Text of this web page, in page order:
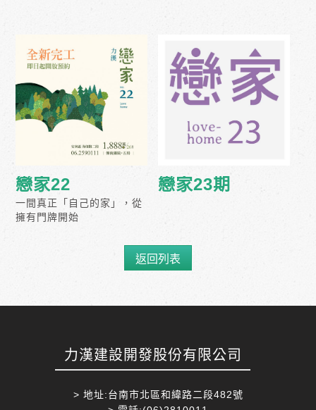
戀家22
一間真正「自己的家」，從
擁有門牌開始
戀家23期
返回列表
力漢建設開發股份有限公司
> 地址:台南市北區和緯路二段482號